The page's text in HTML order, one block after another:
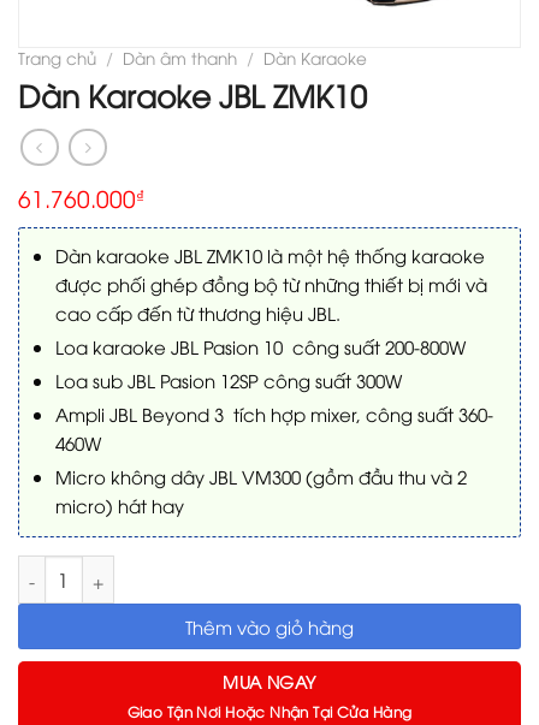
Trang chủ / Dàn âm thanh / Dàn Karaoke
Dàn Karaoke JBL ZMK10
61.760.000₫
Dàn karaoke JBL ZMK10 là một hệ thống karaoke
được phối ghép đồng bộ từ những thiết bị mới và
cao cấp đến từ thương hiệu JBL.
Loa karaoke JBL Pasion 10 công suất 200-800W
Loa sub JBL Pasion 12SP công suất 300W
Ampli JBL Beyond 3 tích hợp mixer, công suất 360-
460W
Micro không dây JBL VM300 (gồm đầu thu và 2
micro) hát hay
Dàn Karaoke JBL ZMK10 số lượng
Thêm vào giỏ hàng
MUA NGAY
Giao Tận Nơi Hoặc Nhận Tại Cửa Hàng